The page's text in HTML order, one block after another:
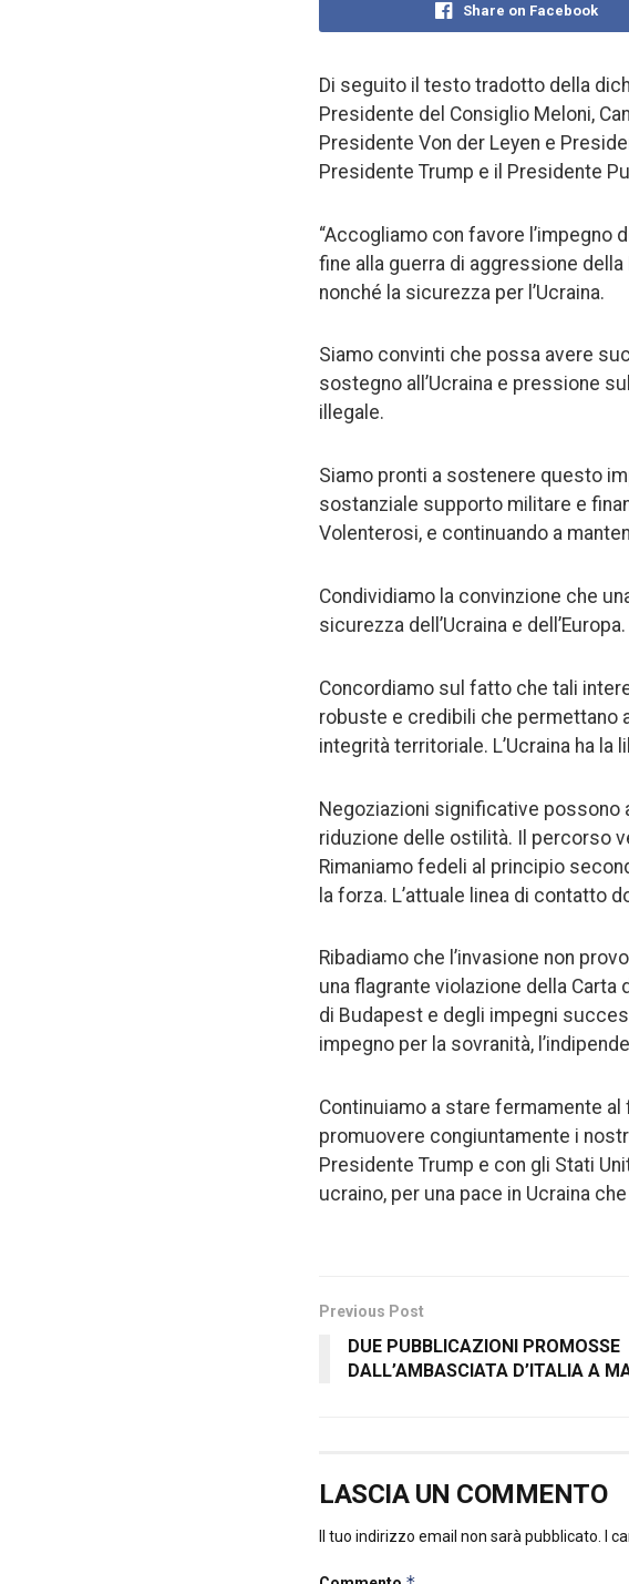
Share on Facebook
Di seguito il testo tradotto della
Presidente del Consiglio Meloni,
Presidente Von der Leyen e
Presidente Trump e il Presidente
“Accogliamo con favore l’impegno
fine alla guerra di aggressione
nonché la sicurezza per l’Ucraina.
Siamo convinti che possa avere
sostegno all’Ucraina e pressione
illegale.
Siamo pronti a sostenere questo
sostanziale supporto militare e
Volenterosi, e continuando a
Condividiamo la convinzione che
sicurezza dell’Ucraina e dell’Europa.
Concordiamo sul fatto che tali
robuste e credibili che permettano
integrità territoriale. L’Ucraina ha
Negoziazioni significative
riduzione delle ostilità. Il percorso
Rimaniamo fedeli al principio
la forza. L’attuale linea di contatto
Ribadiamo che l’invasione non
una flagrante violazione della Carta
di Budapest e degli impegni
impegno per la sovranità,
Continuiamo a stare fermamente
promuovere congiuntamente i
Presidente Trump e con gli Stati
ucraino, per una pace in Ucraina
Previous Post
DUE PUBBLICAZIONI PROMOSSE
DALL’AMBASCIATA D’ITALIA A
LASCIA UN COMMENTO
Il tuo indirizzo email non sarà pubblicato. I